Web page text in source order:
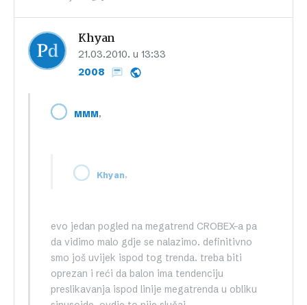
Khyan
21.03.2010. u 13:33
2008
MMM,
Khyan,
evo jedan pogled na megatrend CROBEX-a pa
da vidimo malo gdje se nalazimo. definitivno
smo još uvijek ispod tog trenda. treba biti
oprezan i reći da balon ima tendenciju
preslikavanja ispod linije megatrenda u obliku